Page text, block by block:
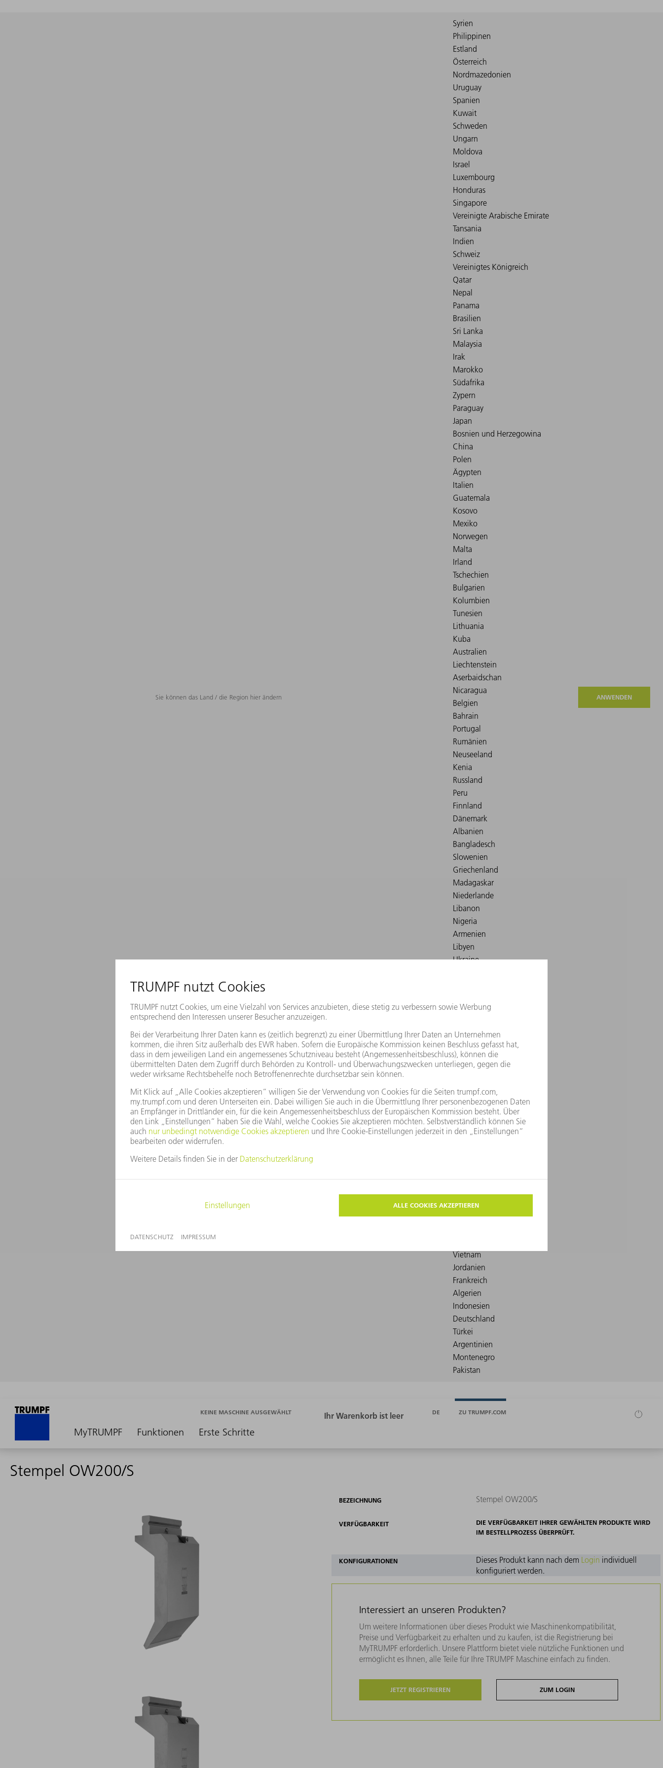
Sie können das Land / die Region hier ändern ANWENDEN
MyTRUMPF Funktionen Erste Schritte
KEINE MASCHINE AUSGEWÄHLT DE ZU TRUMPF.COM
Stempel OW200/S
BEZEICHNUNG Stempel OW200/S
VERFÜGBARKEIT
DIE VERFÜGBARKEIT IHRER GEWÄHLTEN PRODUKTE WIRD
IM BESTELLPROZESS ÜBERPRÜFT.
KONFIGURATIONEN Dieses Produkt kann nach dem Login individuell
konfiguriert werden.
Interessiert an unseren Produkten?
Um weitere Informationen über dieses Produkt wie Maschinenkompatibilität,
Preise und Verfügbarkeit zu erhalten und zu kaufen, ist die Registrierung bei
MyTRUMPF erforderlich. Unsere Plattform bietet viele nützliche Funktionen und
ermöglicht es Ihnen, alle Teile für Ihre TRUMPF Maschine einfach zu finden.
JETZT REGISTRIEREN ZUM LOGIN